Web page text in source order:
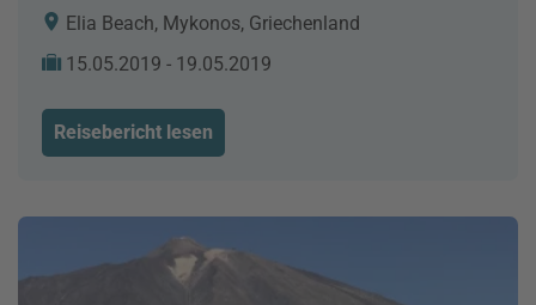
Elia Beach, Mykonos, Griechenland
15.05.2019 - 19.05.2019
Reisebericht lesen